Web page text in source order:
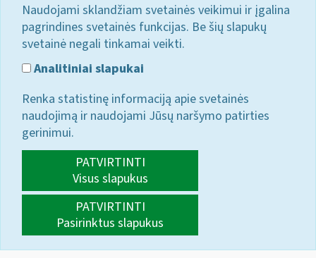
Naudojami sklandžiam svetainės veikimui ir įgalina
pagrindines svetainės funkcijas. Be šių slapukų
svetainė negali tinkamai veikti.
Analitiniai slapukai
Renka statistinę informaciją apie svetainės
naudojimą ir naudojami Jūsų naršymo patirties
gerinimui.
PATVIRTINTI
Visus slapukus
PATVIRTINTI
Pasirinktus slapukus